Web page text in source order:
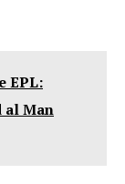
EPL:
al Man